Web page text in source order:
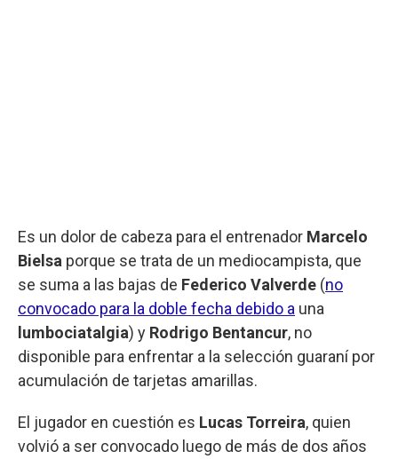
Es un dolor de cabeza para el entrenador Marcelo
Bielsa porque se trata de un mediocampista, que
se suma a las bajas de Federico Valverde (no
convocado para la doble fecha debido a una
lumbociatalgia) y Rodrigo Bentancur, no
disponible para enfrentar a la selección guaraní por
acumulación de tarjetas amarillas.
El jugador en cuestión es Lucas Torreira, quien
volvió a ser convocado luego de más de dos años